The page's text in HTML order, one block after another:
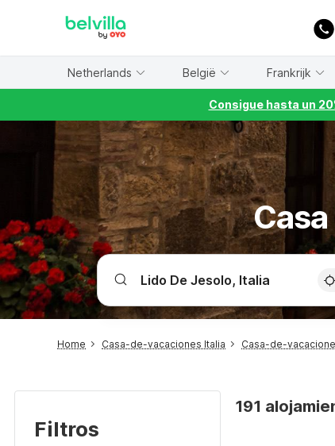
Netherlands België Frankrijk
Consigue hasta un
Home Casa-de-vacaciones Italia Casa-de-
Filtros
191